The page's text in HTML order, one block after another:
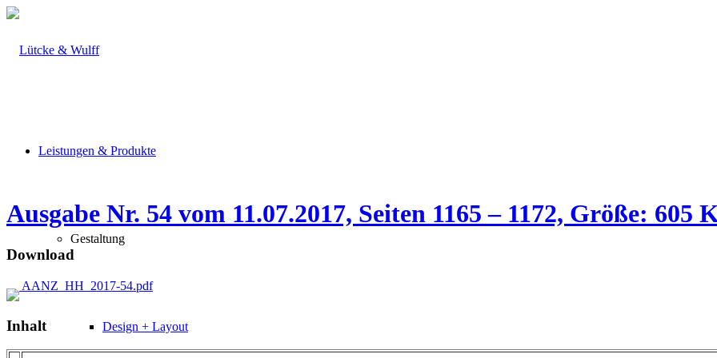
Leistungen & Produkte
Gestaltung
Design + Layout
Ausgabe Nr. 54 vom 11.07.2017, Seiten 1165 – 1172, Größe: 605
Download
AANZ_HH_2017-54.pdf
Inhalt